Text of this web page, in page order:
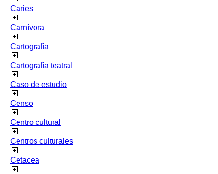
Caries
Carnívora
Cartografía
Cartografía teatral
Caso de estudio
Censo
Centro cultural
Centros culturales
Cetacea